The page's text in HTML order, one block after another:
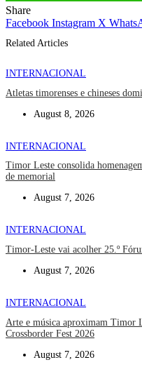
Share
Facebook Instagram X
Related Articles
INTERNACIONAL
Atletas timorenses e chineses
August 8, 2026
INTERNACIONAL
Timor Leste consolida
de memorial
August 7, 2026
INTERNACIONAL
Timor-Leste vai acolher 25.º
August 7, 2026
INTERNACIONAL
Arte e música aproximam Timor
Crossborder Fest 2026
August 7, 2026